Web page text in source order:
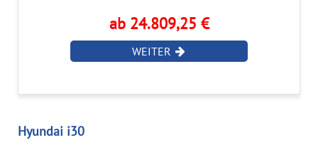
ab 24.809,25 €
WEITER
Hyundai i30